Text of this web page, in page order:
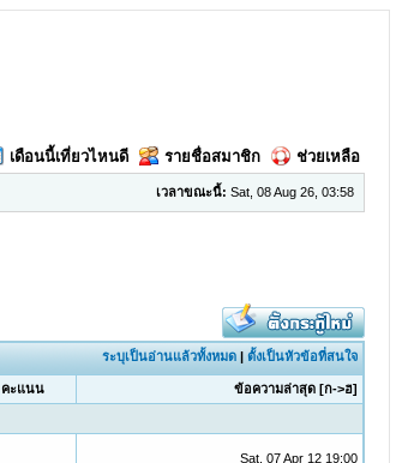
เดือนนี้เที่ยวไหนดี รายชื่อสมาชิก ช่วยเหลือ
เวลาขณะนี้: Sat, 08 Aug 26, 03:58
ระบุเป็นอ่านแล้วทั้งหมด| ตั้งเป็นหัวข้อที่สนใจ
คะแนน ข้อความล่าสุด [ก->ฮ]
Sat, 07 Apr 12 19:00